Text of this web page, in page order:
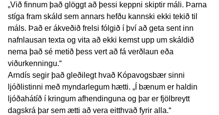
„Við finnum það glöggt að þessi keppni skiptir máli. Þarna
stíga fram skáld sem annars hefðu kannski ekki tekið til
máls. Það er ákveðið frelsi fólgið í því að geta sent inn
nafnlausan texta og vita að ekki kemst upp um skáldið
nema það sé metið þess vert að fá verðlaun eða
viðurkenningu.“
Arndís segir það gleðilegt hvað Kópavogsbær sinni
ljóðlistinni með myndarlegum hætti. „Í bænum er haldin
ljóðahátíð í kringum afhendinguna og þar er fjölbreytt
dagskrá þar sem ætti að vera eitthvað fyrir alla.“